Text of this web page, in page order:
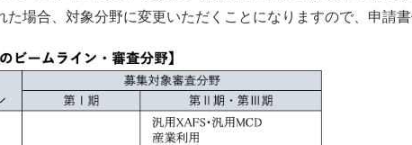
場合、対象分野に変更いただくことになりますので、申請書